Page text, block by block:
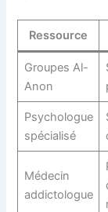
Ressource
Groupes Al-
Anon
Psychologue
spécialisé
Médecin
addictologue